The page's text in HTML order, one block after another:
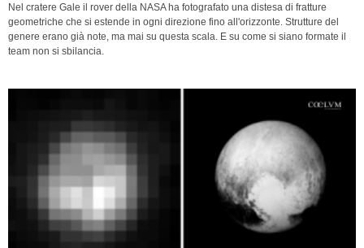
Nel cratere Gale il rover della NASA ha fotografato una distesa di fratture
geometriche che si estende in ogni direzione fino all'orizzonte. Strutture del
genere erano già note, ma mai su questa scala. E su come si siano formate il
team non si sbilancia.